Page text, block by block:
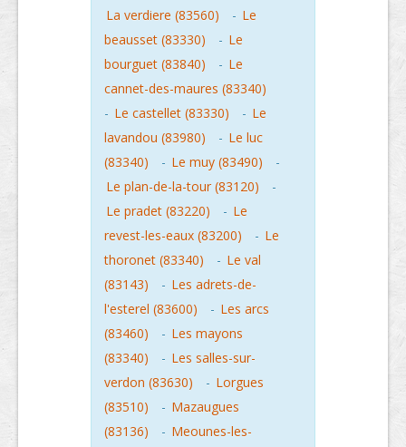
La verdiere (83560)
- Le
beausset (83330)
- Le
bourguet (83840)
- Le
cannet-des-maures (83340)
- Le castellet (83330) - Le
lavandou (83980)
- Le luc
(83340)
- Le muy (83490)
-
Le plan-de-la-tour (83120)
-
Le pradet (83220)
- Le
revest-les-eaux (83200)
- Le
thoronet (83340)
- Le val
(83143)
- Les adrets-de-
l'esterel (83600)
- Les arcs
(83460)
- Les mayons
(83340)
- Les salles-sur-
verdon (83630)
- Lorgues
(83510)
- Mazaugues
(83136)
- Meounes-les-